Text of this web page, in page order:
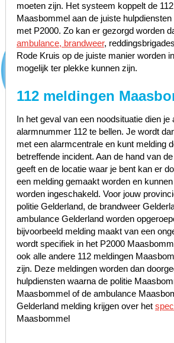
moeten zijn. Het systeem koppelt de
Maasbommel aan de juiste
met P2000. Zo kan er gezorgd worden
ambulance, brandweer,
Rode Kruis op de juiste manier worden
mogelijk ter plekke kunnen zijn.
112 meldingen
In het geval van een noodsituatie dien je
alarmnummer 112 te bellen. Je wordt
met een alarmcentrale en kunt melding
betreffende incident. Aan de hand van
geeft en de locatie waar je bent kan er
een melding gemaakt worden en
worden ingeschakeld. Voor jouw
politie Gelderland, de brandweer
ambulance Gelderland worden
bijvoorbeeld melding maakt van een
wordt specifiek in het P2000
ook alle andere 112 meldingen
zijn. Deze meldingen worden dan
hulpdiensten waarna de politie
Maasbommel of de ambulance
Gelderland melding krijgen over het
Maasbommel